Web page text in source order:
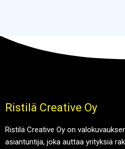
Ristilä Creative Oy
Ristilä Creative Oy on
asiantuntija, joka auttaa yrityksiä